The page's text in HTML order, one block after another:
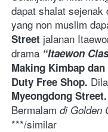
dapat shalat sejenak
yang non muslim
Street jalanan
drama “Itaewon
Making Kimbap
Duty Free Shop.
Myeongdong Street.
Bermalam di Golden
***/similar